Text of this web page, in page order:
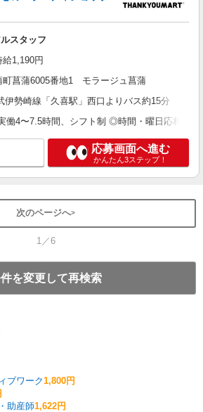
スタッフ
給1,190円
町菖蒲6005番地1 モラージュ菖蒲
伊勢崎線「久喜駅」西口よりバス約15分
4〜7.5時間、シフト制 ◎時間・曜日応相談 ◎
応募画面へ進む
かんたん3ステップ！
次のページへ
1／6
を変更して再検索
ブワーク1,800円
助産師1,622円